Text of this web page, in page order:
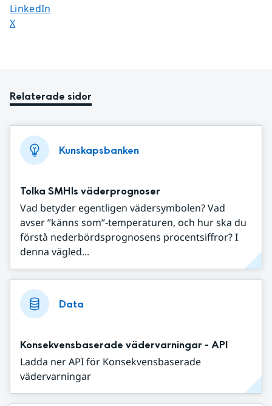
Dela sidan på
LinkedIn
Dela sidan på
X
Relaterade sidor
Kunskapsbanken
Tolka SMHIs väderprognoser
Vad betyder egentligen vädersymbolen? Vad
avser ”känns som”-temperaturen, och hur ska du
förstå nederbördsprognosens procentsiffror? I
denna vägled...
Data
Konsekvensbaserade vädervarningar - API
Ladda ner API för Konsekvensbaserade
vädervarningar